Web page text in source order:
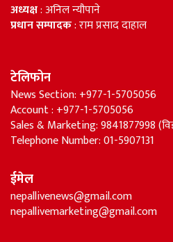
अध्यक्ष: अनिल न्यौपाने
प्रधान सम्पादक: राम प्रसाद दाहाल
टेलिफोन
News Section: +977-1-5705056
Account : +977-1-5705056
Sales & Marketing: 9841877998
Telephone Number: 01-5907131
ईमेल
nepallivenews@gmail.com
nepallivemarketing@gmail.com